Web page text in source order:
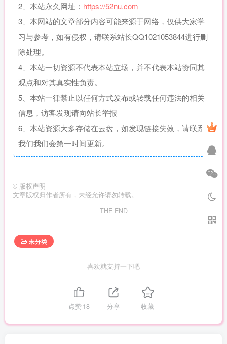
2、本站永久网址： https://52nu.com
3、本网站的文章部分内容可能来源于网络，仅供大家学
习与参考，如有侵权，请联系站长QQ1021053844进行删
除处理。
4、本站一切资源不代表本站立场，并不代表本站赞同其
观点和对其真实性负责。
5、本站一律禁止以任何方式发布或转载任何违法的相关
信息，访客发现请向站长举报
6、本站资源大多存储在云盘，如发现链接失效，请联系
我们我们会第一时间更新。
© 版权声明
文章版权归作者所有，未经允许请勿转载。
THE END
未分类
喜欢就支持一下吧
点赞18 分享 收藏